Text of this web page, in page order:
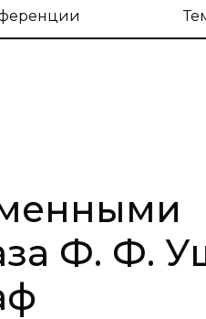
Ф. Ф.